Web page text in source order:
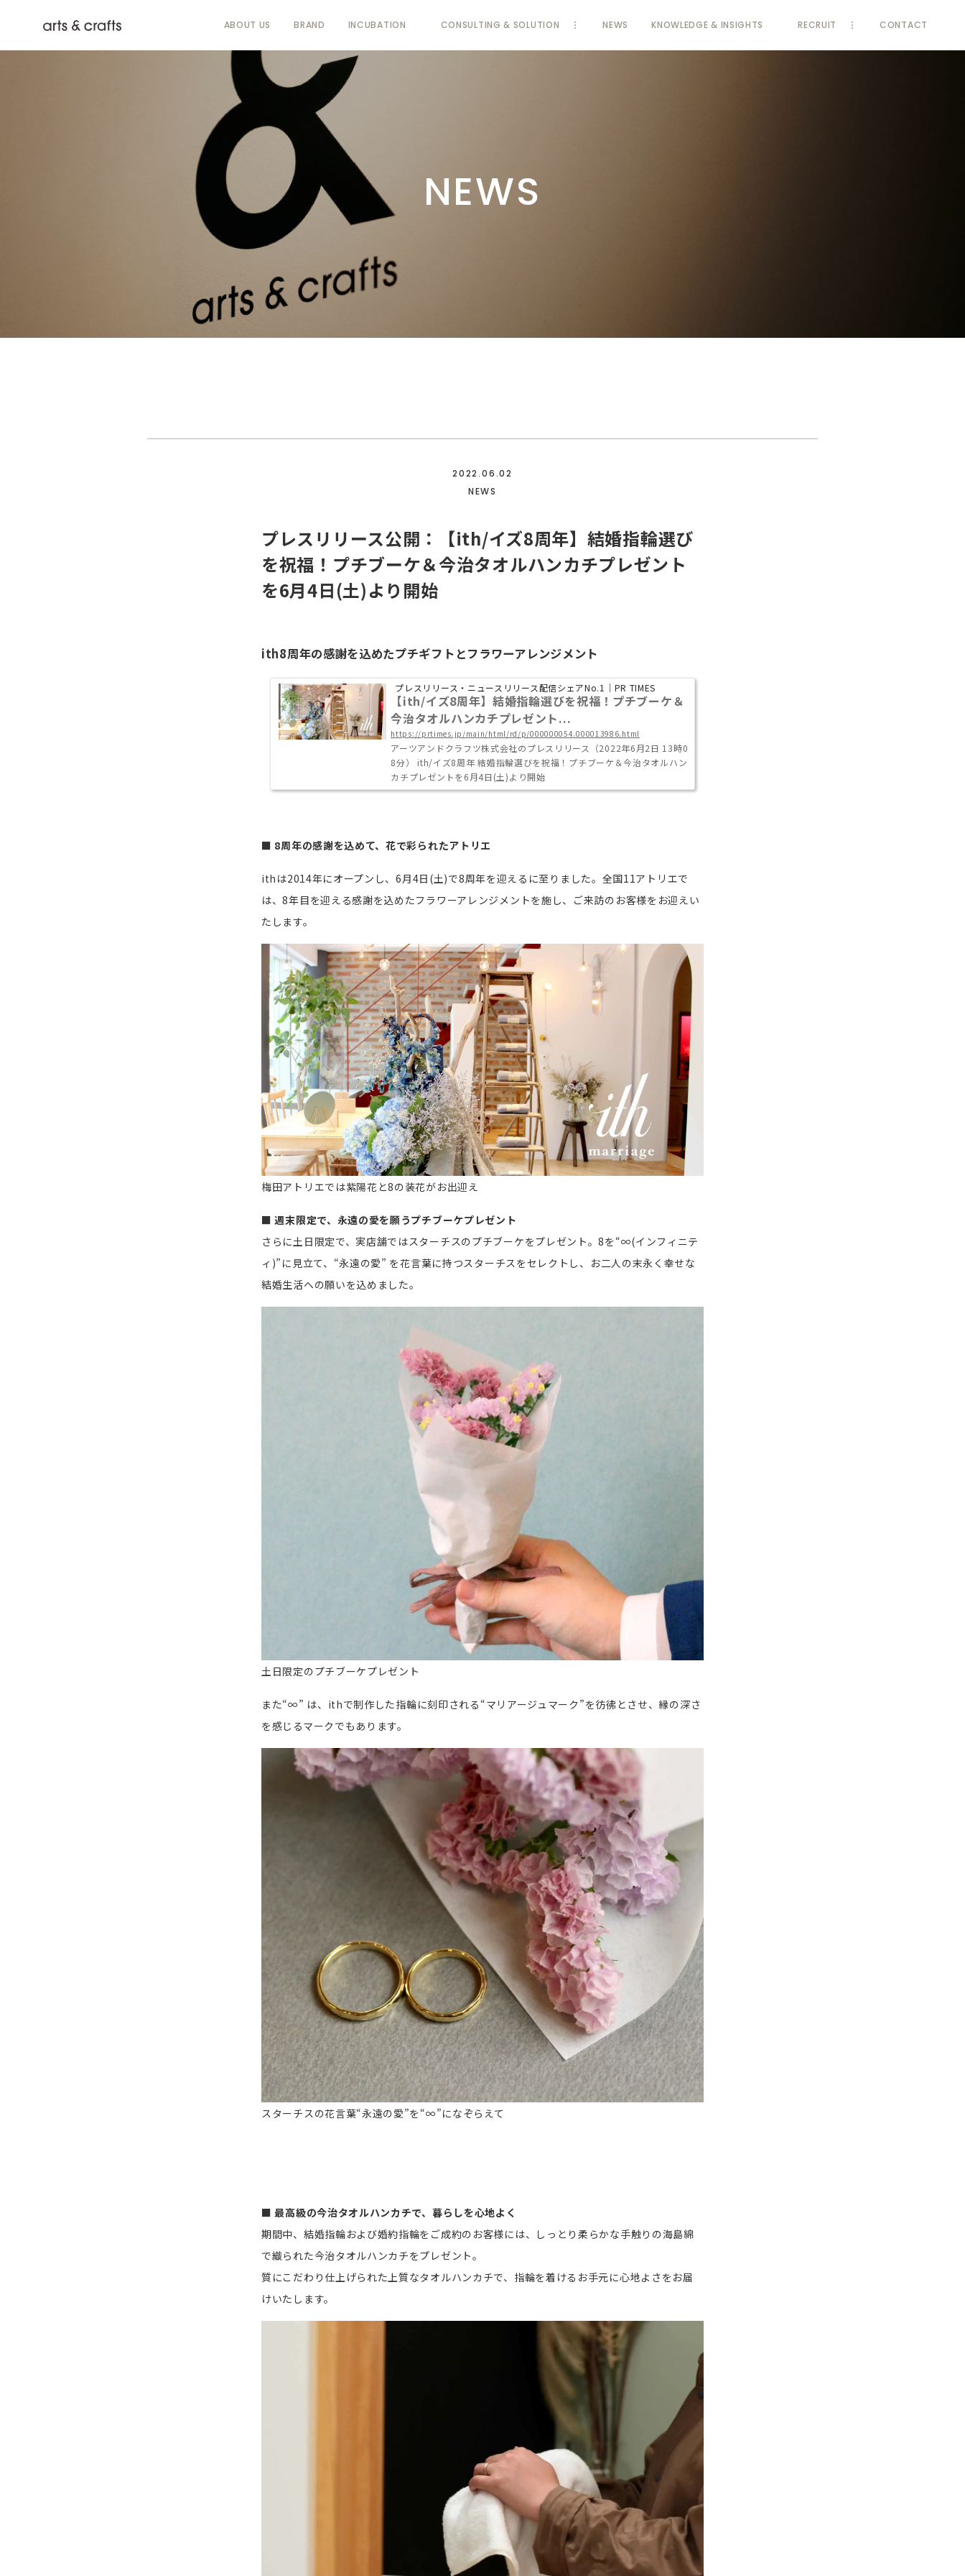
ABOUT US BRAND INCUBATION CONSULTING & SOLUTION NEWS KNOWLEDGE & INSIGHTS RECRUIT CONTACT
NEWS
2022.06.02
NEWS
プレスリリース公開：【ith/イズ8周年】結婚指輪選び
を祝福！プチブーケ＆今治タオルハンカチプレゼント
を6月4日(土)より開始
ith8周年の感謝を込めたプチギフトとフラワーアレンジメント
プレスリリース・ニュースリリース配信シェアNo.1｜PR TIMES
【ith/イズ8周年】結婚指輪選びを祝福！プチブーケ＆
今治タオルハンカチプレゼント...
https://prtimes.jp/main/html/rd/p/000000054.000013986.html
アーツアンドクラフツ株式会社のプレスリリース（2022年6月2日 13時0
8分） ith/イズ8周年 結婚指輪選びを祝福！プチブーケ＆今治タオルハン
カチプレゼントを6月4日(土)より開始
■ 8周年の感謝を込めて、花で彩られたアトリエ
ithは2014年にオープンし、6月4日(土)で8周年を迎えるに至りました。全国11アトリエで
は、8年目を迎える感謝を込めたフラワーアレンジメントを施し、ご来訪のお客様をお迎えい
たします。
梅田アトリエでは紫陽花と8の装花がお出迎え
■ 週末限定で、永遠の愛を願うプチブーケプレゼント
さらに土日限定で、実店舗ではスターチスのプチブーケをプレゼント。8を“∞(インフィニテ
ィ)”に見立て、“永遠の愛” を花言葉に持つスターチスをセレクトし、お二人の末永く幸せな
結婚生活への願いを込めました。
土日限定のプチブーケプレゼント
また“∞” は、ithで制作した指輪に刻印される“マリアージュマーク”を彷彿とさせ、縁の深さ
を感じるマークでもあります。
スターチスの花言葉“永遠の愛”を“∞”になぞらえて
■ 最高級の今治タオルハンカチで、暮らしを心地よく
期間中、結婚指輪および婚約指輪をご成約のお客様には、しっとり柔らかな手触りの海島綿
で織られた今治タオルハンカチをプレゼント。
質にこだわり仕上げられた上質なタオルハンカチで、指輪を着けるお手元に心地よさをお届
けいたします。